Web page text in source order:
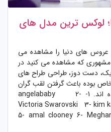
لوکس‌ ترین مدل‌ های
لباس عروس های دنیا را مشاهده می
که مشاهده می کنید در
دست دوز، طراحی طراح های
بوده باعث گرفتن لقب گران
ترین لباس عروس های دنیا شده اند. 1- angelababy 2-
Victoria Swarovski 3- kim
5- amal clooney 6-